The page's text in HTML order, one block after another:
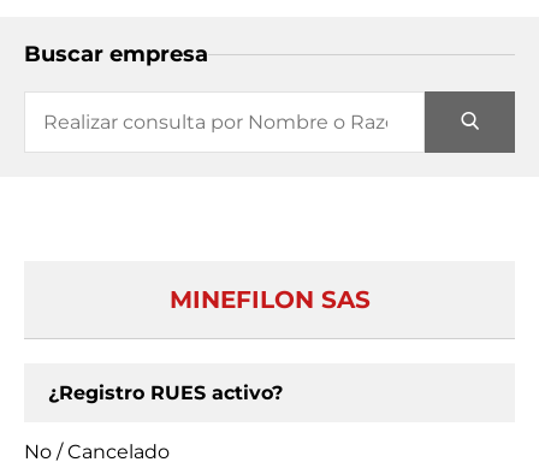
Buscar empresa
MINEFILON SAS
¿Registro RUES activo?
No / Cancelado